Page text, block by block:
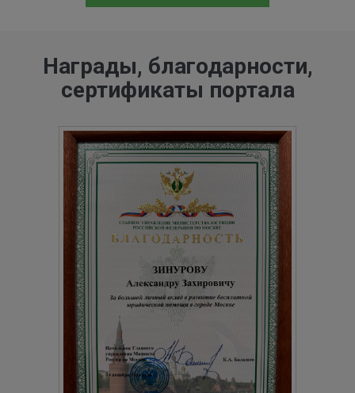
Награды, благодарности,
сертификаты портала